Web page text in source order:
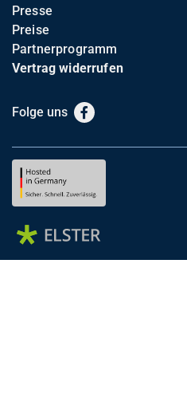
Presse
Preise
Partnerprogramm
Vertrag widerrufen
Folge uns Facebook